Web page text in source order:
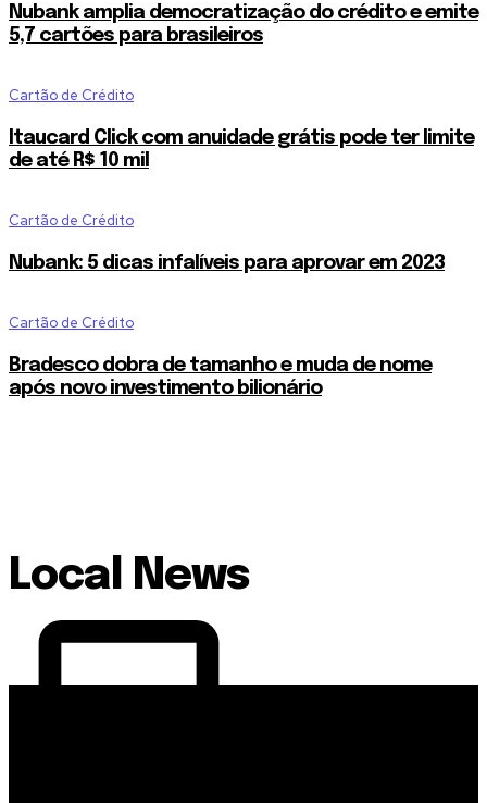
Nubank amplia democratização do crédito e emite
5,7 cartões para brasileiros
Cartão de Crédito
Itaucard Click com anuidade grátis pode ter limite
de até R$ 10 mil
Cartão de Crédito
Nubank: 5 dicas infalíveis para aprovar em 2023
Cartão de Crédito
Bradesco dobra de tamanho e muda de nome
após novo investimento bilionário
Local News